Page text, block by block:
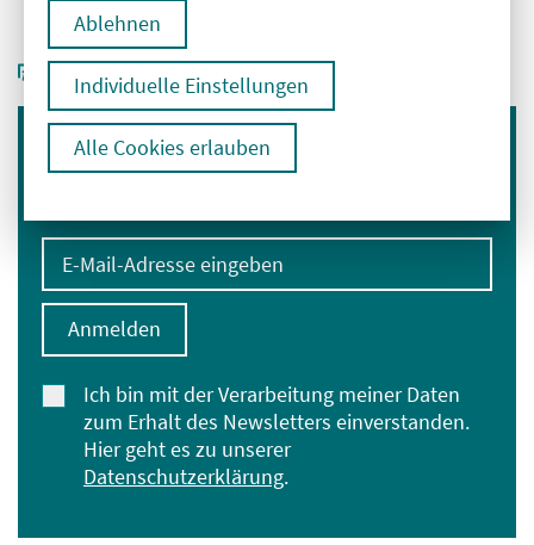
Ablehnen
Individuelle Einstellungen
Alle Cookies erlauben
Immer informiert bleiben
E-Mail-Adresse eingeben
Ich bin mit der Verarbeitung meiner Daten
zum Erhalt des Newsletters einverstanden.
Hier geht es zu unserer
Datenschutzerklärung.
Anmelden